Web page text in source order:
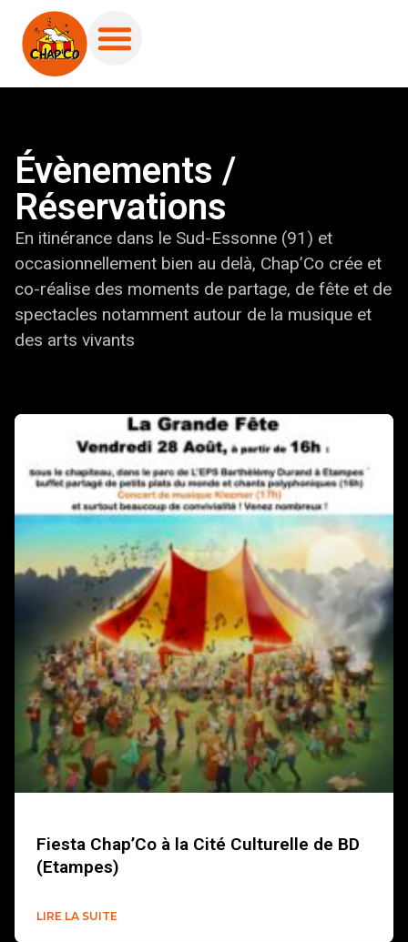
Évènements /
Réservations
En itinérance dans le Sud-Essonne (91) et
occasionnellement bien au delà, Chap’Co crée et
co-réalise des moments de partage, de fête et de
spectacles notamment autour de la musique et
des arts vivants
Fiesta Chap’Co à la Cité Culturelle de BD
(Etampes)
LIRE LA SUITE